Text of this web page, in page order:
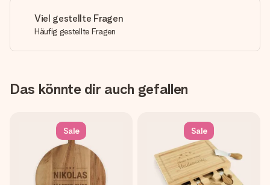
Viel gestellte Fragen
Häufig gestellte Fragen
Das könnte dir auch gefallen
Sale Sale